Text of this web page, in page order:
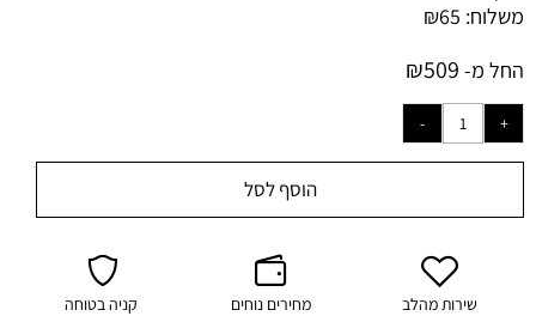
משלוח:
₪65
החל מ-
₪509
הוסף לסל
שירות מהלב מחירים נוחים קניה בטוחה